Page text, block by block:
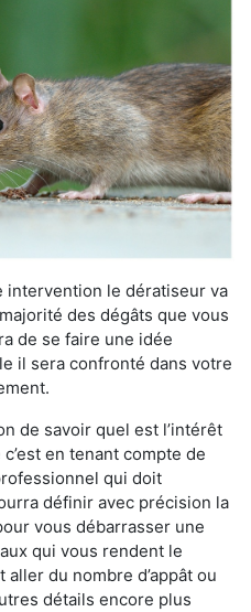
intervention le dératiseur va
des dégâts que vous
de se faire une idée
il sera confronté dans votre
de savoir quel est l’intérêt
en tenant compte de
qui doit
définir avec précision la
vous débarrasser une
qui vous rendent le
du nombre d’appât ou
détails encore plus